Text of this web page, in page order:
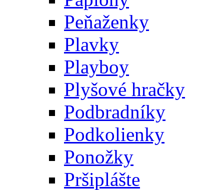
Peňaženky
Plavky
Playboy
Plyšové hračky
Podbradníky
Podkolienky
Ponožky
Pršiplášte